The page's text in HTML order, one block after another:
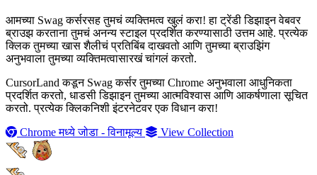
आमच्या Swag कर्सरसह तुमचं व्यक्तिमत्व खुलं करा! हा ट्रेंडी डिझाइन वेबवर
ब्राउझ करताना तुमचं अनन्य स्टाइल प्रदर्शित करण्यासाठी उत्तम आहे. प्रत्येक
क्लिक तुमच्या खास शैलीचं प्रतिबिंब दाखवतो आणि तुमच्या ब्राउझिंग
अनुभवाला तुमच्या व्यक्तिमत्वासारखं चांगलं करतो.
CursorLand कडून Swag कर्सर तुमच्या Chrome अनुभवाला आधुनिकता
प्रदर्शित करतो, धाडसी डिझाइन तुमच्या आत्मविश्वास आणि आकर्षणाला सूचित
करतो. प्रत्येक क्लिकनिशी इंटरनेटवर एक विधान करा!
Chrome मध्ये जोडा - विनामूल्य
View Collection